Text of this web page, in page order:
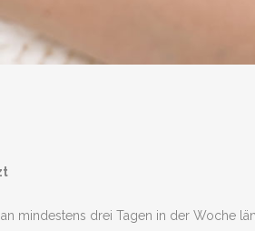
mindestens drei Tagen in der Woche